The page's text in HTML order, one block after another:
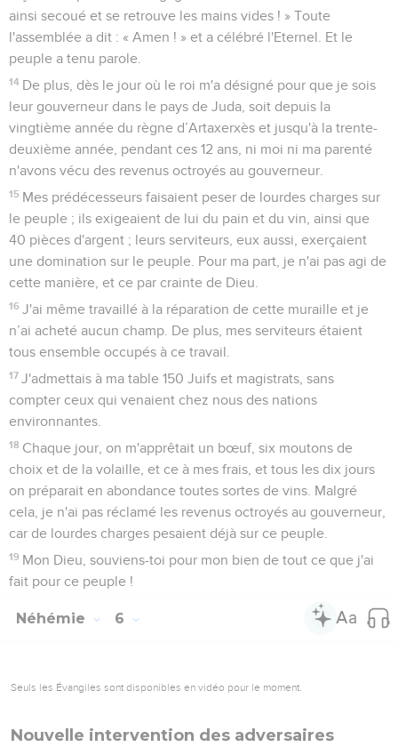
ainsi secoué et se retrouve les mains vides ! » Toute
l'assemblée a dit : « Amen ! » et a célébré l'Eternel. Et le
peuple a tenu parole.
14 De plus, dès le jour où le roi m'a désigné pour que je sois
leur gouverneur dans le pays de Juda, soit depuis la
vingtième année du règne d’Artaxerxès et jusqu'à la trente-
deuxième année, pendant ces 12 ans, ni moi ni ma parenté
n'avons vécu des revenus octroyés au gouverneur.
15 Mes prédécesseurs faisaient peser de lourdes charges sur
le peuple ; ils exigeaient de lui du pain et du vin, ainsi que
40 pièces d'argent ; leurs serviteurs, eux aussi, exerçaient
une domination sur le peuple. Pour ma part, je n'ai pas agi de
cette manière, et ce par crainte de Dieu.
16 J'ai même travaillé à la réparation de cette muraille et je
n’ai acheté aucun champ. De plus, mes serviteurs étaient
tous ensemble occupés à ce travail.
17 J'admettais à ma table 150 Juifs et magistrats, sans
compter ceux qui venaient chez nous des nations
environnantes.
18 Chaque jour, on m'apprêtait un bœuf, six moutons de
choix et de la volaille, et ce à mes frais, et tous les dix jours
on préparait en abondance toutes sortes de vins. Malgré
cela, je n'ai pas réclamé les revenus octroyés au gouverneur,
car de lourdes charges pesaient déjà sur ce peuple.
19 Mon Dieu, souviens-toi pour mon bien de tout ce que j'ai
fait pour ce peuple !
Néhémie 6
Seuls les Évangiles sont disponibles en vidéo pour le moment.
Nouvelle intervention des adversaires